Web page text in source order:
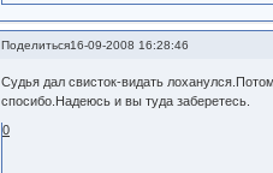
Поделиться16-09-2008 16:28:46
Судья дал свисток-видать
спосибо.Надеюсь и вы туда заберетесь.
0